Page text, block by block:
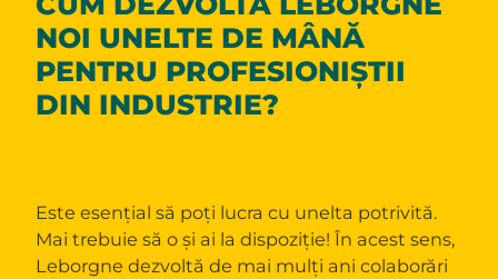
NOI UNELTE DE MÂNĂ
PENTRU PROFESIONIȘTII
DIN INDUSTRIE?
Este esențial să poți lucra cu unelta potrivită.
Mai trebuie să o și ai la dispoziție! În acest sens,
Leborgne dezvoltă de mai mulți ani colaborări